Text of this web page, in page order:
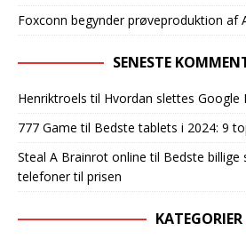
Foxconn begynder prøveproduktion af
SENESTE
Henriktroels til Hvordan slettes Google
777 Game til Bedste tablets i 2024: 9
Steal A Brainrot online til Bedste billige
telefoner til prisen
KATEGORIER